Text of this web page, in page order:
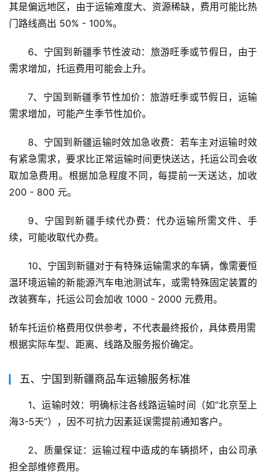
其是偏远地区，由于运输难度大、资源稀缺，费用可能比热
门路线高出 50% - 100%。
6、宁国到新疆季节性波动：旅游旺季或节假日，由于
需求增加，托运费用可能会上升。
7、宁国到新疆季节性加价：旅游旺季或节假日，运输
需求增加，可能产生季节性加价。
8、宁国到新疆运输时效加急收费：若车主对运输时效
有紧急需求，要求比正常运输时间更快送达，托运公司会收
取加急费用。根据加急程度不同，每提前一天送达，加收
200 - 800 元。
9、宁国到新疆手续代办费：代办运输所需文件、手
续，可能收取代办费。
10、宁国到新疆对于有特殊运输需求的车辆，像需要恒
温环境运输的新能源汽车电池测试车，或需特殊固定装置的
改装赛车，托运公司会加收 1000 - 2000 元费用。
轿车托运价格费用仅供参考，不代表最终报价，具体费用需
根据实际车型、距离、线路及服务报价确定。
五、宁国到新疆商品车运输服务标准
1、运输时效：明确标注各线路运输时间（如“北京至上
海3-5天”），因不可抗力因素延误需提前通知客户。
2、质量保证：运输过程中造成的车辆损坏，由公司承
担全部维修费用。